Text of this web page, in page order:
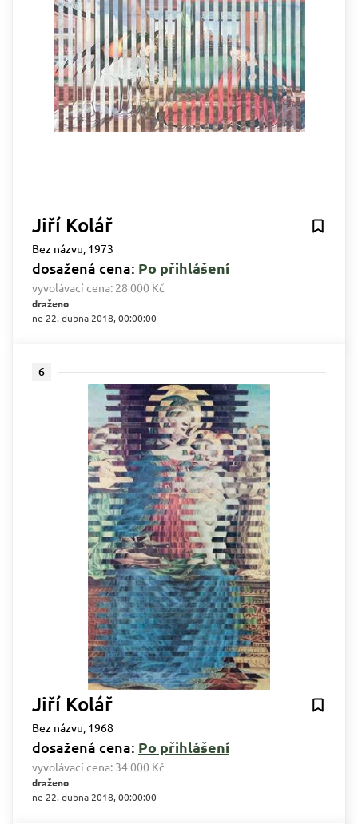
Jiří Kolář
Bez názvu, 1973
dosažená cena: Po přihlášení
vyvolávací cena: 28 000 Kč
draženo
ne 22. dubna 2018, 00:00:00
6
Jiří Kolář
Bez názvu, 1968
dosažená cena: Po přihlášení
vyvolávací cena: 34 000 Kč
draženo
ne 22. dubna 2018, 00:00:00